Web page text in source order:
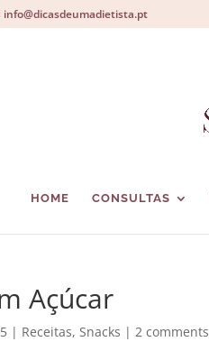
info@dicasdeumadietista.pt
HOME CONSULTAS
Açúcar
| Receitas,Snacks |2 comments